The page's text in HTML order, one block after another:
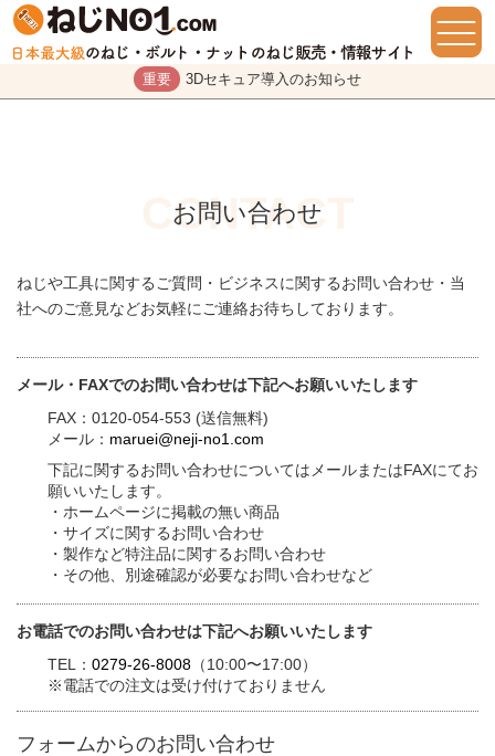
重要 3Dセキュア導入のお知らせ
お問い合わせ
ねじや工具に関するご質問・ビジネスに関するお問い合わせ・当
社へのご意見などお気軽にご連絡お待ちしております。
メール・FAXでのお問い合わせは下記へお願いいたします
FAX：0120-054-553 (送信無料)
メール： maruei@neji-no1.com
下記に関するお問い合わせについてはメールまたはFAXにてお
願いいたします。
・ホームページに掲載の無い商品
・サイズに関するお問い合わせ
・製作など特注品に関するお問い合わせ
・その他、別途確認が必要なお問い合わせなど
お電話でのお問い合わせは下記へお願いいたします
TEL： 0279-26-8008 （10:00〜17:00）
※電話での注文は受け付けておりません
フォームからのお問い合わせ